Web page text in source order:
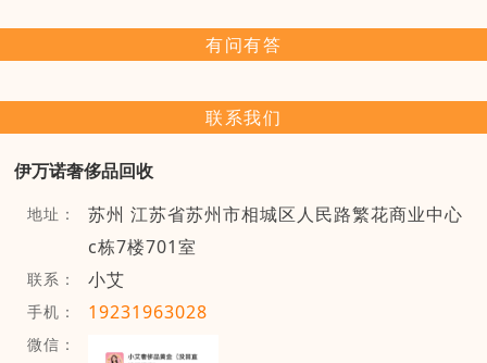
有问有答
联系我们
伊万诺奢侈品回收
地址：
苏州 江苏省苏州市相城区人民路繁花商业中心
c栋7楼701室
联系： 小艾
手机： 19231963028
微信：